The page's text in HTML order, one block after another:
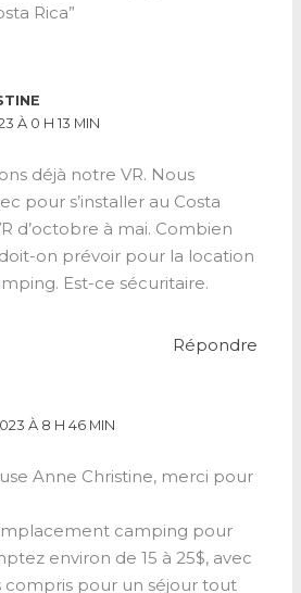
Rica”
À 0 H 13 MIN
déjà notre VR. Nous
pour s’installer au Costa
d’octobre à mai. Combien
on prévoir pour la location
Est-ce sécuritaire.
Répondre
À 8 H 46 MIN
Anne Christine, merci pour
camping pour
environ de 15 à 25$, avec
compris pour un séjour tout